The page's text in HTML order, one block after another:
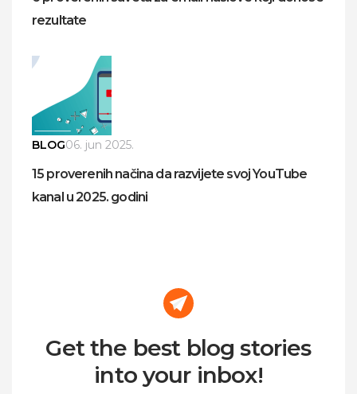
rezultate
BLOG06. jun 2025.
15 proverenih načina da razvijete svoj YouTube
kanal u 2025. godini
Get the best blog stories
into your inbox!